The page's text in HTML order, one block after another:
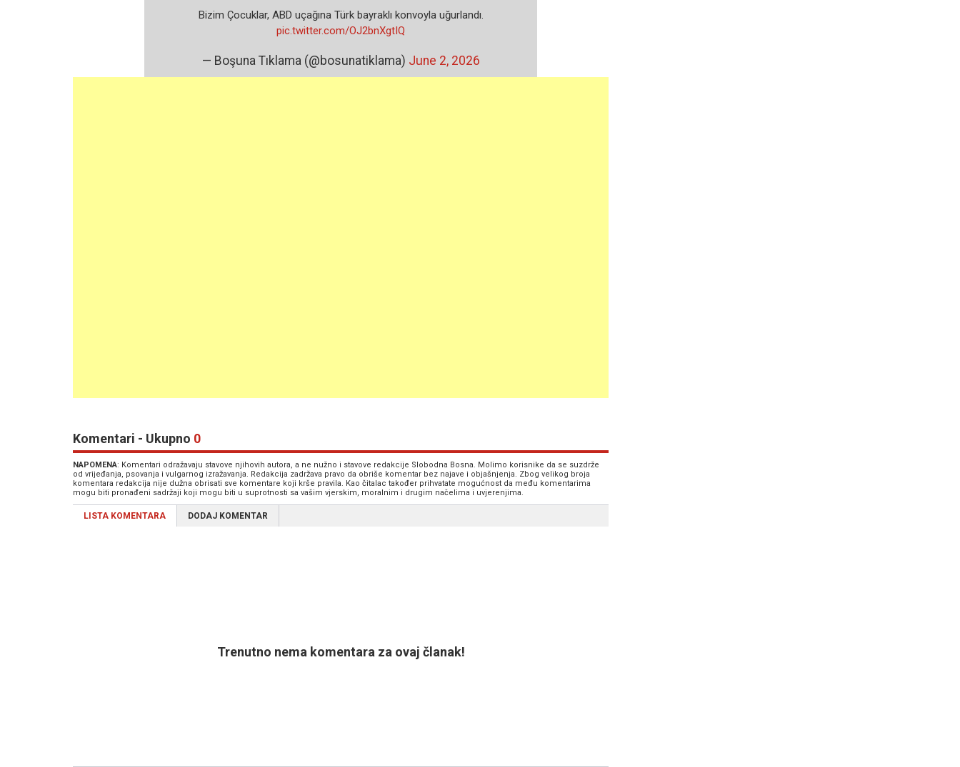
Bizim Çocuklar, ABD uçağına Türk bayraklı konvoyla uğurlandı.
pic.twitter.com/OJ2bnXgtIQ
— Boşuna Tıklama (@bosunatiklama) June 2, 2026
Komentari - Ukupno 0
NAPOMENA: Komentari odražavaju stavove njihovih autora, a ne nužno i stavove redakcije Slobodna Bosna. Molimo korisnike da se suzdrže
od vrijeđanja, psovanja i vulgarnog izražavanja. Redakcija zadržava pravo da obriše komentar bez najave i objašnjenja. Zbog velikog broja
komentara redakcija nije dužna obrisati sve komentare koji krše pravila. Kao čitalac također prihvatate mogućnost da među komentarima
mogu biti pronađeni sadržaji koji mogu biti u suprotnosti sa vašim vjerskim, moralnim i drugim načelima i uvjerenjima.
LISTA KOMENTARA DODAJ KOMENTAR
Trenutno nema komentara za ovaj članak!